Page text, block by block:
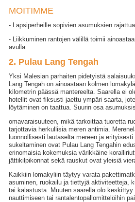
MOITIMME
- Lapsiperheille sopivien asumuksien
- Liikkuminen rantojen välillä toimii
avulla
2. Pulau Lang Tengah
Yksi Malesian parhaiten pidetyistä
Lang Tengah on ainoastaan kolmen
kilometrin päässä mantereelta. Saarella ei
hotellit ovat fiksusti jaettu ympäri saarta,
löytäminen on taattua. Suurin osa
omavaraisuuteen, mikä tarkoittaa tuoretta
tarjottavia herkullisia meren antimia.
luonnollisesti lautaselta mereen ja
sukeltaminen ovat Pulau Lang Tengahin
erinomaisia kokemuksia värikkäine
jättikilpikonnat sekä rauskut ovat yleisiä
Kaikkiin lomakyliin täytyy varata
asuminen, ruokailu ja tiettyjä aktiviteetteja,
tai kalastusta. Muuten saarella olo keskittyy
nauttimiseen tai rantalentopallomittelöihin